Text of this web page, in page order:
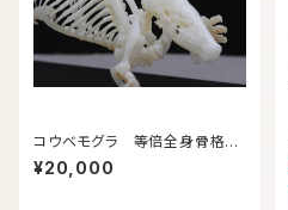
コウベモグラ 等倍全身骨格模
型
¥20,000